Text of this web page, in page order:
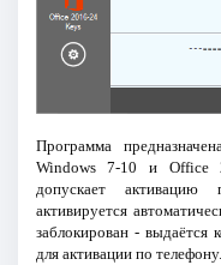
Программа
Windows 7-10 и Office
допускает
активируется
заблокирован - выдаётся
для активации по телефону.